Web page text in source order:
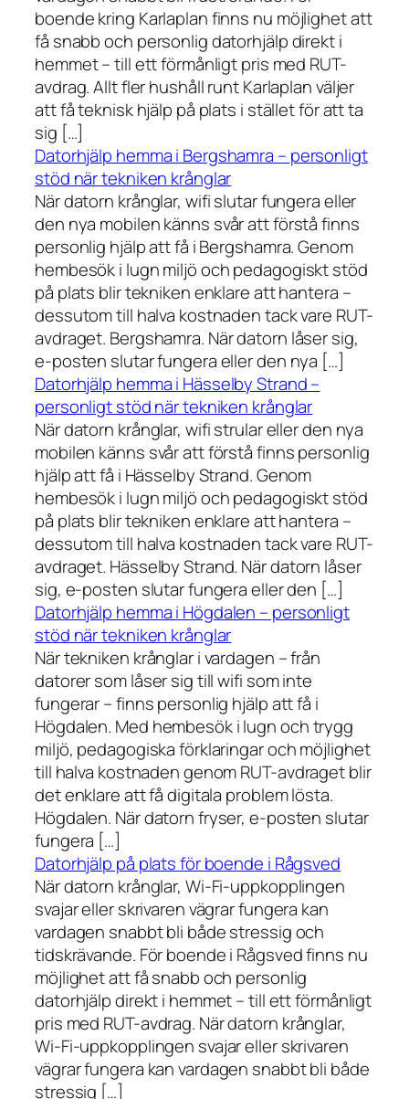
boende kring Karlaplan finns nu möjlighet att
få snabb och personlig datorhjälp direkt i
hemmet – till ett förmånligt pris med RUT-
avdrag. Allt fler hushåll runt Karlaplan väljer
att få teknisk hjälp på plats i stället för att ta
sig […]
Datorhjälp hemma i Bergshamra – personligt
stöd när tekniken krånglar
När datorn krånglar, wifi slutar fungera eller
den nya mobilen känns svår att förstå finns
personlig hjälp att få i Bergshamra. Genom
hembesök i lugn miljö och pedagogiskt stöd
på plats blir tekniken enklare att hantera –
dessutom till halva kostnaden tack vare RUT-
avdraget. Bergshamra. När datorn låser sig,
e-posten slutar fungera eller den nya […]
Datorhjälp hemma i Hässelby Strand –
personligt stöd när tekniken krånglar
När datorn krånglar, wifi strular eller den nya
mobilen känns svår att förstå finns personlig
hjälp att få i Hässelby Strand. Genom
hembesök i lugn miljö och pedagogiskt stöd
på plats blir tekniken enklare att hantera –
dessutom till halva kostnaden tack vare RUT-
avdraget. Hässelby Strand. När datorn låser
sig, e-posten slutar fungera eller den […]
Datorhjälp hemma i Högdalen – personligt
stöd när tekniken krånglar
När tekniken krånglar i vardagen – från
datorer som låser sig till wifi som inte
fungerar – finns personlig hjälp att få i
Högdalen. Med hembesök i lugn och trygg
miljö, pedagogiska förklaringar och möjlighet
till halva kostnaden genom RUT-avdraget blir
det enklare att få digitala problem lösta.
Högdalen. När datorn fryser, e-posten slutar
fungera […]
Datorhjälp på plats för boende i Rågsved
När datorn krånglar, Wi-Fi-uppkopplingen
svajar eller skrivaren vägrar fungera kan
vardagen snabbt bli både stressig och
tidskrävande. För boende i Rågsved finns nu
möjlighet att få snabb och personlig
datorhjälp direkt i hemmet – till ett förmånligt
pris med RUT-avdrag. När datorn krånglar,
Wi-Fi-uppkopplingen svajar eller skrivaren
vägrar fungera kan vardagen snabbt bli både
stressig […]